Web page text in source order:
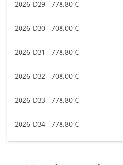
2026-D29 778,80 €
2026-D30 708,00 €
2026-D31 778,80 €
2026-D32 708,00 €
2026-D33 778,80 €
2026-D34 778,80 €